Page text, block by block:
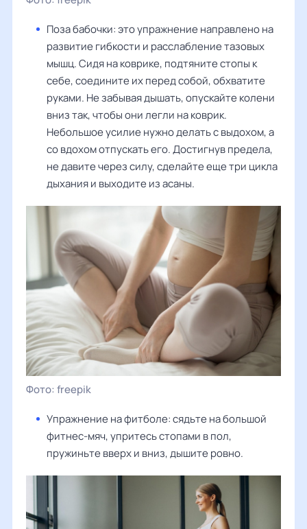
Поза бабочки: это упражнение направлено на
развитие гибкости и расслабление тазовых
мышц. Сидя на коврике, подтяните стопы к
себе, соедините их перед собой, обхватите
руками. Не забывая дышать, опускайте колени
вниз так, чтобы они легли на коврик.
Небольшое усилие нужно делать с выдохом, а
со вдохом отпускать его. Достигнув предела,
не давите через силу, сделайте еще три цикла
дыхания и выходите из асаны.
freepik
Упражнение на фитболе: сядьте на большой
фитнес-мяч, упритесь стопами в пол,
пружиньте вверх и вниз, дышите ровно.